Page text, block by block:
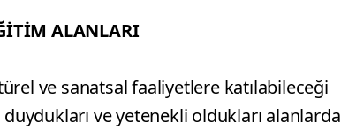
ALANLARI
ve sanatsal faaliyetlere katılabileceği
ve yetenekli oldukları alanlarda